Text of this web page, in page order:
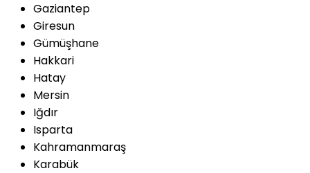
Gaziantep
Giresun
Gümüşhane
Hakkari
Hatay
Mersin
Iğdır
Isparta
Kahramanmaraş
Karabük